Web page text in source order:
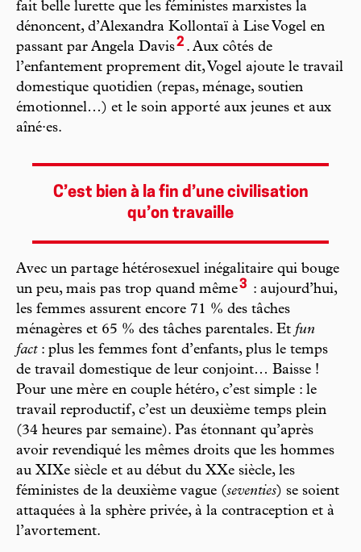
fait belle lurette que les féministes marxistes la
dénoncent, d’Alexandra Kollontaï à Lise Vogel en
passant par Angela Davis2 . Aux côtés de
l’enfantement proprement dit, Vogel ajoute le travail
domestique quotidien (repas, ménage, soutien
émotionnel…) et le soin apporté aux jeunes et aux
aîné·es.
C’est bien à la fin d’une civilisation
qu’on travaille
Avec un partage hétérosexuel inégalitaire qui bouge
un peu, mais pas trop quand même3 : aujourd’hui,
les femmes assurent encore 71 % des tâches
ménagères et 65 % des tâches parentales. Et fun
fact: plus les femmes font d’enfants, plus le temps
de travail domestique de leur conjoint… Baisse !
Pour une mère en couple hétéro, c’est simple : le
travail reproductif, c’est un deuxième temps plein
(34 heures par semaine). Pas étonnant qu’après
avoir revendiqué les mêmes droits que les hommes
au XIXe siècle et au début du XXe siècle, les
féministes de la deuxième vague (seventies) se soient
attaquées à la sphère privée, à la contraception et à
l’avortement.